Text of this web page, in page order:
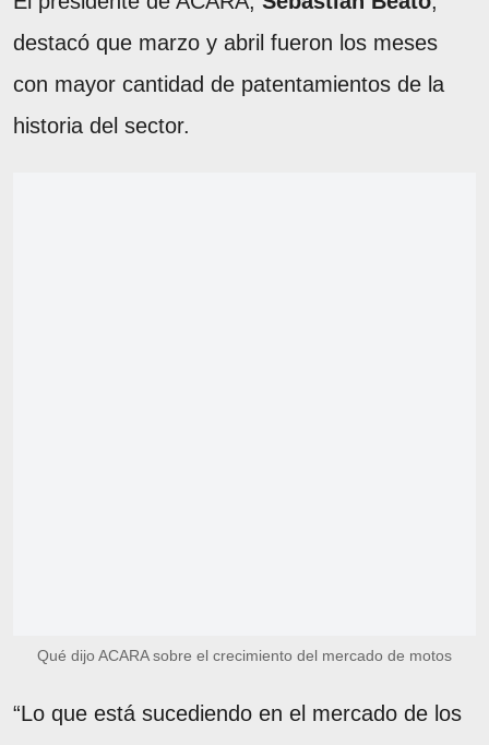
destacó que marzo y abril fueron los meses
con mayor cantidad de patentamientos de la
historia del sector.
Qué dijo ACARA sobre el crecimiento del mercado de motos
“Lo que está sucediendo en el mercado de los